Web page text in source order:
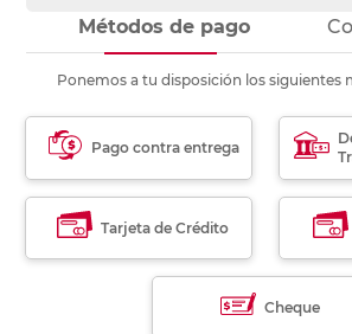
Métodos de pago
Ponemos a tu disposición los siguientes
Pago contra entrega
Tarjeta de Crédito
Cheque